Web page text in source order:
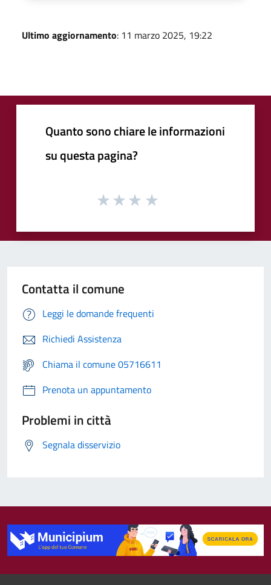
Ultimo aggiornamento: 11 marzo 2025, 19:22
Quanto sono chiare le informazioni
su questa pagina?
Contatta il comune
Leggi le domande frequenti
Richiedi Assistenza
Chiama il comune 05716611
Prenota un appuntamento
Problemi in città
Segnala disservizio